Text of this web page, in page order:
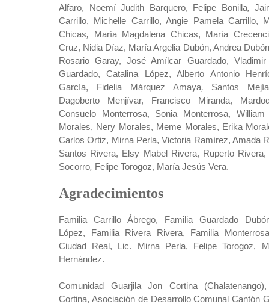
Alfaro, Noemí Judith Barquero, Felipe Bonilla,
Carrillo, Michelle Carrillo, Angie Pamela Carrillo,
Chicas, María Magdalena Chicas, María
Cruz, Nidia Díaz, María Argelia Dubón, Andrea
Rosario Garay, José Amílcar Guardado, Vladimir
Guardado, Catalina López, Alberto Antonio
García, Fidelia Márquez Amaya, Santos Mejía
Dagoberto Menjívar, Francisco Miranda,
Consuelo Monterrosa, Sonia Monterrosa,
Morales, Nery Morales, Meme Morales, Erika
Carlos Ortiz, Mirna Perla, Victoria Ramírez, Amada
Santos Rivera, Elsy Mabel Rivera, Ruperto
Socorro, Felipe Torogoz, María Jesús Vera.
Agradecimientos
Familia Carrillo Ábrego, Familia Guardado
López, Familia Rivera Rivera, Familia
Ciudad Real, Lic. Mirna Perla, Felipe Torogoz,
Hernández.
Comunidad Guarjila Jon Cortina
Cortina, Asociación de Desarrollo Comunal Cantón